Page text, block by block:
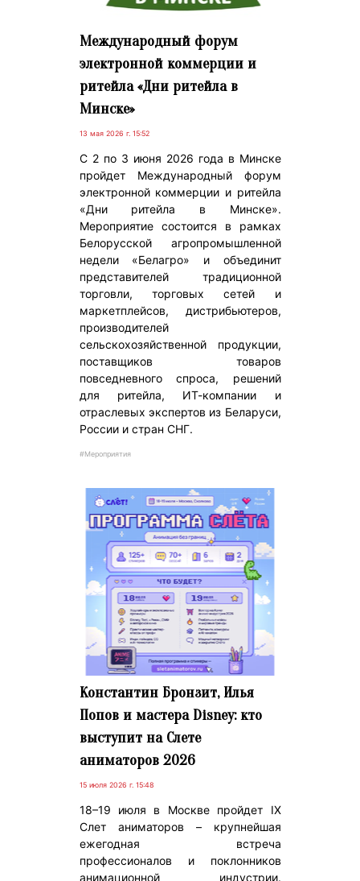
Международный форум
электронной коммерции и
ритейла «Дни ритейла в
Минске»
13 мая 2026 г. 15:52
С 2 по 3 июня 2026 года в Минске
пройдет Международный форум
электронной коммерции и ритейла
«Дни ритейла в Минске».
Мероприятие состоится в рамках
Белорусской агропромышленной
недели «Белагро» и объединит
представителей традиционной
торговли, торговых сетей и
маркетплейсов, дистрибьютеров,
производителей
сельскохозяйственной продукции,
поставщиков товаров
повседневного спроса, решений
для ритейла, ИТ-компании и
отраслевых экспертов из Беларуси,
России и стран СНГ.
#Мероприятия
Константин Бронзит, Илья
Попов и мастера Disney: кто
выступит на Слете
аниматоров 2026
15 июля 2026 г. 15:48
18–19 июля в Москве пройдет IX
Слет аниматоров – крупнейшая
ежегодная встреча
профессионалов и поклонников
анимационной индустрии.